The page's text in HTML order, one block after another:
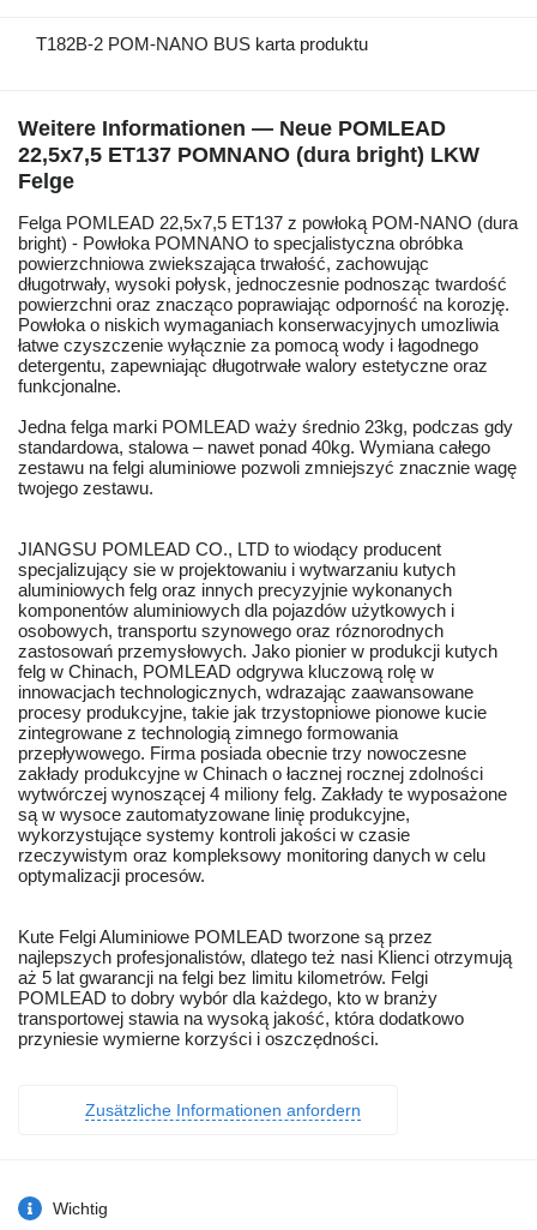
T182B-2 POM-NANO BUS karta produktu
Weitere Informationen — Neue POMLEAD
22,5x7,5 ET137 POMNANO (dura bright) LKW
Felge
Felga POMLEAD 22,5x7,5 ET137 z powłoką POM-NANO (dura
bright) - Powłoka POMNANO to specjalistyczna obróbka
powierzchniowa zwiekszająca trwałość, zachowując
długotrwały, wysoki połysk, jednoczesnie podnosząc twardość
powierzchni oraz znacząco poprawiając odporność na korozję.
Powłoka o niskich wymaganiach konserwacyjnych umozliwia
łatwe czyszczenie wyłącznie za pomocą wody i łagodnego
detergentu, zapewniając długotrwałe walory estetyczne oraz
funkcjonalne.
Jedna felga marki POMLEAD waży średnio 23kg, podczas gdy
standardowa, stalowa – nawet ponad 40kg. Wymiana całego
zestawu na felgi aluminiowe pozwoli zmniejszyć znacznie wagę
twojego zestawu.
JIANGSU POMLEAD CO., LTD to wiodący producent
specjalizujący sie w projektowaniu i wytwarzaniu kutych
aluminiowych felg oraz innych precyzyjnie wykonanych
komponentów aluminiowych dla pojazdów użytkowych i
osobowych, transportu szynowego oraz róznorodnych
zastosowań przemysłowych. Jako pionier w produkcji kutych
felg w Chinach, POMLEAD odgrywa kluczową rolę w
innowacjach technologicznych, wdrazając zaawansowane
procesy produkcyjne, takie jak trzystopniowe pionowe kucie
zintegrowane z technologią zimnego formowania
przepływowego. Firma posiada obecnie trzy nowoczesne
zakłady produkcyjne w Chinach o łacznej rocznej zdolności
wytwórczej wynoszącej 4 miliony felg. Zakłady te wyposażone
są w wysoce zautomatyzowane linię produkcyjne,
wykorzystujące systemy kontroli jakości w czasie
rzeczywistym oraz kompleksowy monitoring danych w celu
optymalizacji procesów.
Kute Felgi Aluminiowe POMLEAD tworzone są przez
najlepszych profesjonalistów, dlatego też nasi Klienci otrzymują
aż 5 lat gwarancji na felgi bez limitu kilometrów. Felgi
POMLEAD to dobry wybór dla każdego, kto w branży
transportowej stawia na wysoką jakość, która dodatkowo
przyniesie wymierne korzyści i oszczędności.
Zusätzliche Informationen anfordern
Wichtig